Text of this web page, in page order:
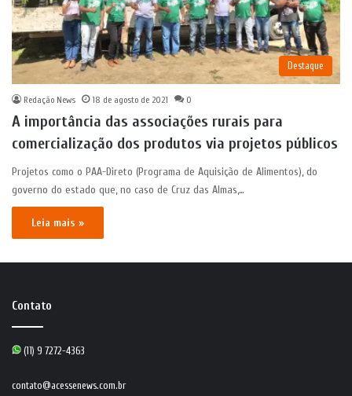
Destaque
Redação News 18 de agosto de 2021 0
A importância das associações rurais para
comercialização dos produtos via projetos públicos
Projetos como o PAA-Direto (Programa de Aquisição de Alimentos), do
governo do estado que, no caso de Cruz das Almas,…
Leia mais »
Contato
(11) 9 7272-4363
contato@acessenews.com.br